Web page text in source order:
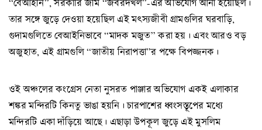
তার সঙ্গে জুড়ে দেওয়া হয়েছিল এই মৎস্যজীবী গ্রামগুলির ঘরবাড়ি,
গুদামগুলিতে বেআইনিভাবে “মাদক মজুত” করা হয়। এবং আরও বড়
অজুহাত, এই গ্রামগুলি “জাতীয় নিরাপত্তা”র পক্ষে বিপজ্জনক।
ওই অঞ্চলের কংগ্রেস নেতা নুসরত পাঞ্জার অভিযোগ একই এলাকার
শঙ্কর মন্দিরটি কিনতু ভাঙা হয়নি। চারপাশের ধ্বংসস্তূপের মধ্যে
মন্দিরটি একা দাঁড়িয়ে আছে। এছাড়া উপকূল জুড়ে এই মুসলিম